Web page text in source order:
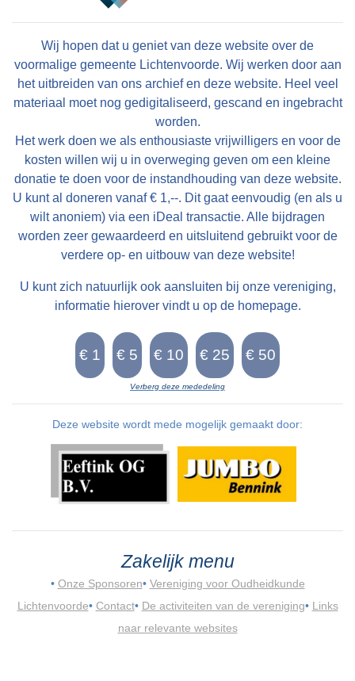
Wij hopen dat u geniet van deze website over de
voormalige gemeente Lichtenvoorde. Wij werken door aan
het uitbreiden van ons archief en deze website. Heel veel
materiaal moet nog gedigitaliseerd, gescand en ingebracht
worden.
Het werk doen we als enthousiaste vrijwilligers en voor de
kosten willen wij u in overweging geven om een kleine
donatie te doen voor de instandhouding van deze website.
U kunt al doneren vanaf € 1,--. Dit gaat eenvoudig (en als u
wilt anoniem) via een iDeal transactie. Alle bijdragen
worden zeer gewaardeerd en uitsluitend gebruikt voor de
verdere op- en uitbouw van deze website!
U kunt zich natuurlijk ook aansluiten bij onze vereniging,
informatie hierover vindt u op de homepage.
Verberg deze mededeling
Deze website wordt mede mogelijk gemaakt door:
Zakelijk menu
• Onze Sponsoren• Vereniging voor Oudheidkunde
Lichtenvoorde• Contact• De activiteiten van de vereniging• Links
naar relevante websites